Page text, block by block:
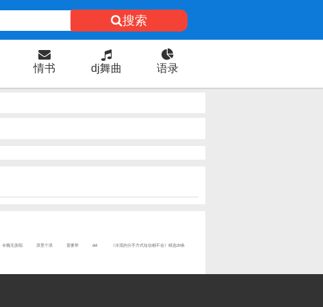
搜索
情书 dj舞曲 语录
令魏无羡唱 浪里个浪 需要带 del 《冷漠的分手方式短信都不会》精选20条